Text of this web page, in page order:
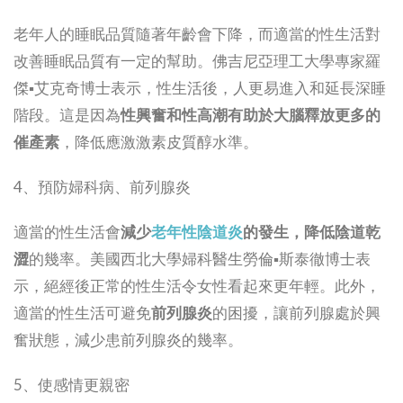
老年人的睡眠品質隨著年齡會下降，而適當的性生活對
改善睡眠品質有一定的幫助。佛吉尼亞理工大學專家羅
傑▪艾克奇博士表示，性生活後，人更易進入和延長深睡
階段。這是因為性興奮和性高潮有助於大腦釋放更多的
催產素 ，降低應激激素皮質醇水準。
4、預防婦科病、前列腺炎
適當的性生活會減少老年性陰道炎的發生 ， 降低陰道乾
澀的幾率。美國西北大學婦科醫生勞倫▪斯泰徹博士表
示，絕經後正常的性生活令女性看起來更年輕。此外，
適當的性生活可避免前列腺炎的困擾，讓前列腺處於興
奮狀態，減少患前列腺炎的幾率。
5、使感情更親密